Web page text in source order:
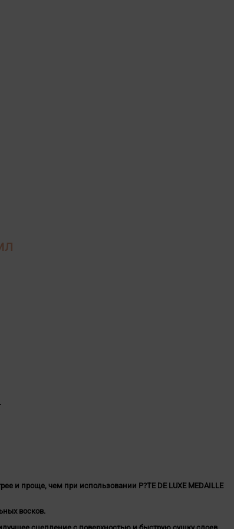
и проще, чем при использовании P?TE DE LUXE MEDAILLE
восков.